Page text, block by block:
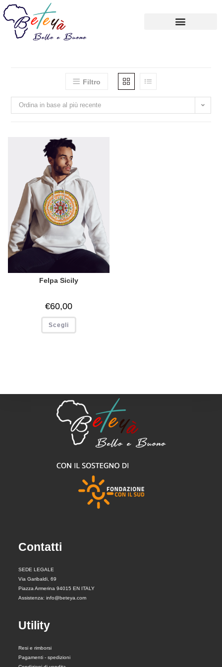
Filtro
Ordina in base al più recente
Felpa Sicily
€60,00
Scegli
Contatti
SEDE LEGALE
Via Garibaldi, 69
Piazza Armerina 94015 EN ITALY
Assistenza: info@beteya.com
Utility
Resi e rimborsi
Pagamenti - spedizioni